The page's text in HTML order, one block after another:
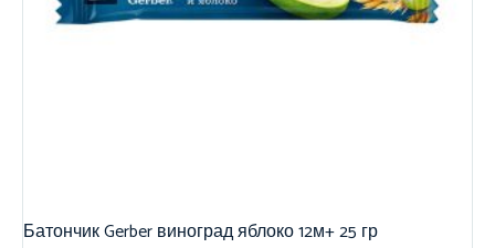
Батончик Gerber виноград яблоко 12м+ 25 гр